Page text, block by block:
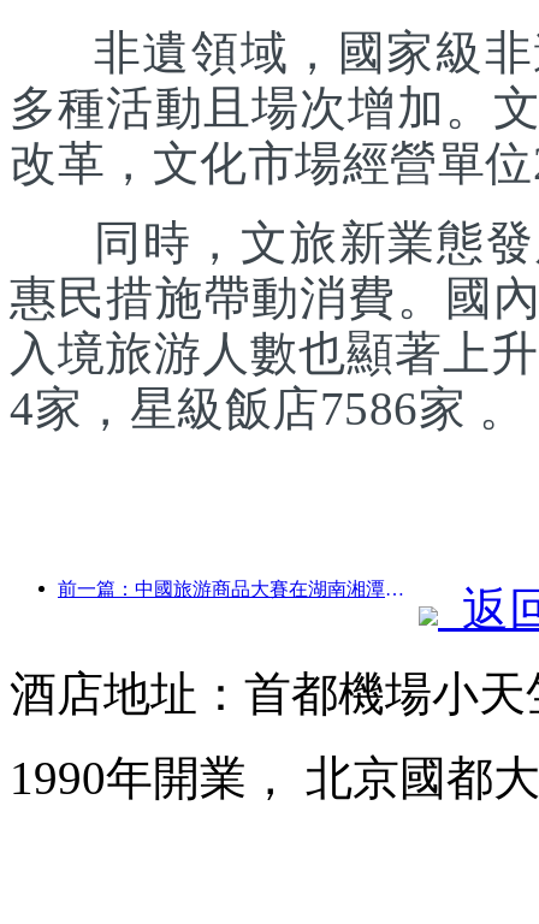
非遺領域，國家級非
多種活動且場次增加。
改革，文化市場經營單
同時，文旅新業態發
惠民措施帶動消費。國
入境旅游人數也顯著上
4家，星級飯店7586家 。
前一篇：中國旅游商品大賽在湖南湘潭成功舉辦
返
酒店地址：首都機場小
1990年開業， 北京國